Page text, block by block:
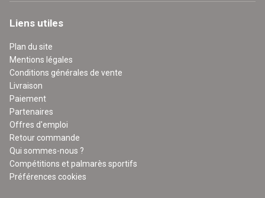
Liens utiles
Plan du site
Mentions légales
Conditions générales de vente
Livraison
Paiement
Partenaires
Offres d'emploi
Retour commande
Qui sommes-nous ?
Compétitions et palmarès sportifs
Préférences cookies